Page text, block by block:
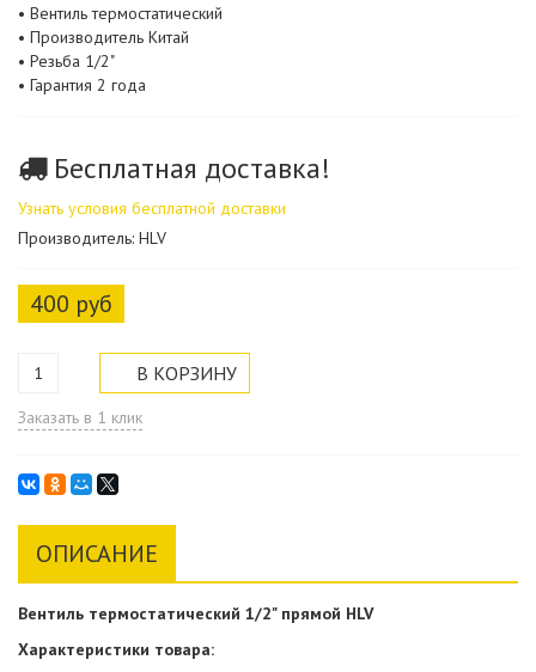
• Вентиль термостатический
• Производитель Китай
• Резьба 1/2"
• Гарантия 2 года
Бесплатная доставка!
Узнать условия бесплатной доставки
Производитель: HLV
400 руб
Заказать в 1 клик
ОПИСАНИЕ
Вентиль термостатический 1/2" прямой HLV
Характеристики товара: